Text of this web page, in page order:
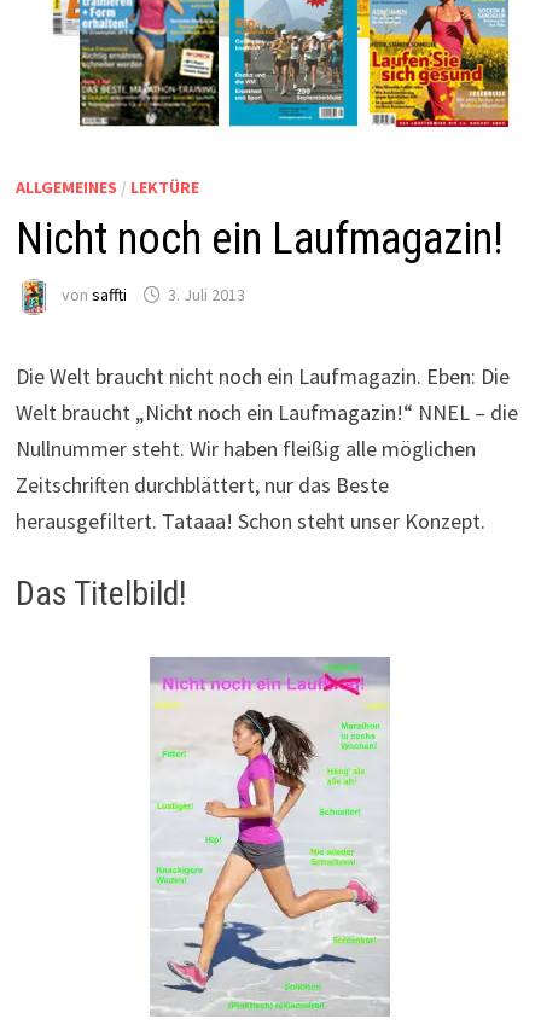
ALLGEMEINES / LEKTÜRE
Nicht noch ein Laufmagazin!
von saffti 3. Juli 2013
Die Welt braucht nicht noch ein Laufmagazin. Eben: Die
Welt braucht „Nicht noch ein Laufmagazin!“ NNEL – die
Nullnummer steht. Wir haben fleißig alle möglichen
Zeitschriften durchblättert, nur das Beste
herausgefiltert. Tataaa! Schon steht unser Konzept.
Das Titelbild!